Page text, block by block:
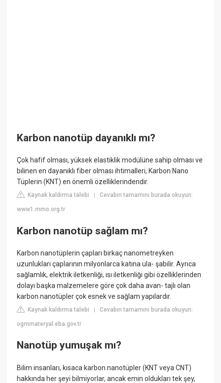
Karbon nanotüp dayanıklı mı?
Çok hafif olması, yüksek elastiklik modülüne sahip olması ve
bilinen en dayanıklı fiber olması ihtimalleri, Karbon Nano
Tüplerin (KNT) en önemli özelliklerindendir.
Kaynak kaldırma talebi |Cevabın tamamını burada okuyun:
www1.mmo.org.tr
Karbon nanotüp sağlam mı?
Karbon nanotüplerin çapları birkaç nanometreyken
uzunlukları çaplarının milyonlarca katına ula- şabilir. Ayrıca
sağlamlık, elektrik iletkenliği, ısı iletkenliği gibi özelliklerinden
dolayı başka malzemelere göre çok daha avan- tajlı olan
karbon nanotüpler çok esnek ve sağlam yapılardır.
Kaynak kaldırma talebi |Cevabın tamamını burada okuyun:
ogmmateryal.eba.gov.tr
Nanotüp yumuşak mı?
Bilim insanları, kısaca karbon nanotüpler (KNT veya CNT)
hakkında her şeyi bilmiyorlar, ancak emin oldukları tek şey,